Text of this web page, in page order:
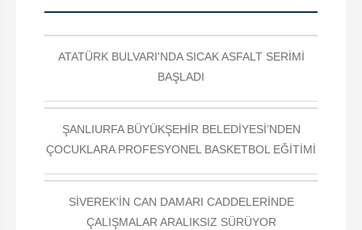
ATATÜRK BULVARI'NDA SICAK ASFALT SERİMİ
BAŞLADI
ŞANLIURFA BÜYÜKŞEHİR BELEDİYESİ’NDEN
ÇOCUKLARA PROFESYONEL BASKETBOL EĞİTİMİ
SİVEREK'İN CAN DAMARI CADDELERİNDE
ÇALIŞMALAR ARALIKSIZ SÜRÜYOR